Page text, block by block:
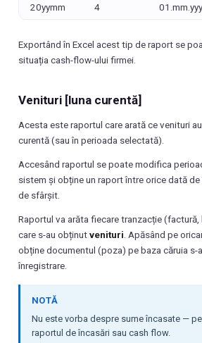
20yymm 4
Exportând în Excel acest tip de raport se
situația cash-flow-ului firmei.
Venituri [luna curentă]
Acesta este raportul care arată ce venituri
curentă (sau în perioada selectată).
Accesând raportul se poate modifica
sistem și obține un raport între orice dată
de sfârșit.
Raportul va arăta fiecare tranzacție
care s-au obținutvenituri . Apăsând pe
obține documentul (poza) pe baza căruia s-
înregistrare.
NOTĂ
Nu este vorba despre sume încasate —
raportul de încasări sau cash flow.